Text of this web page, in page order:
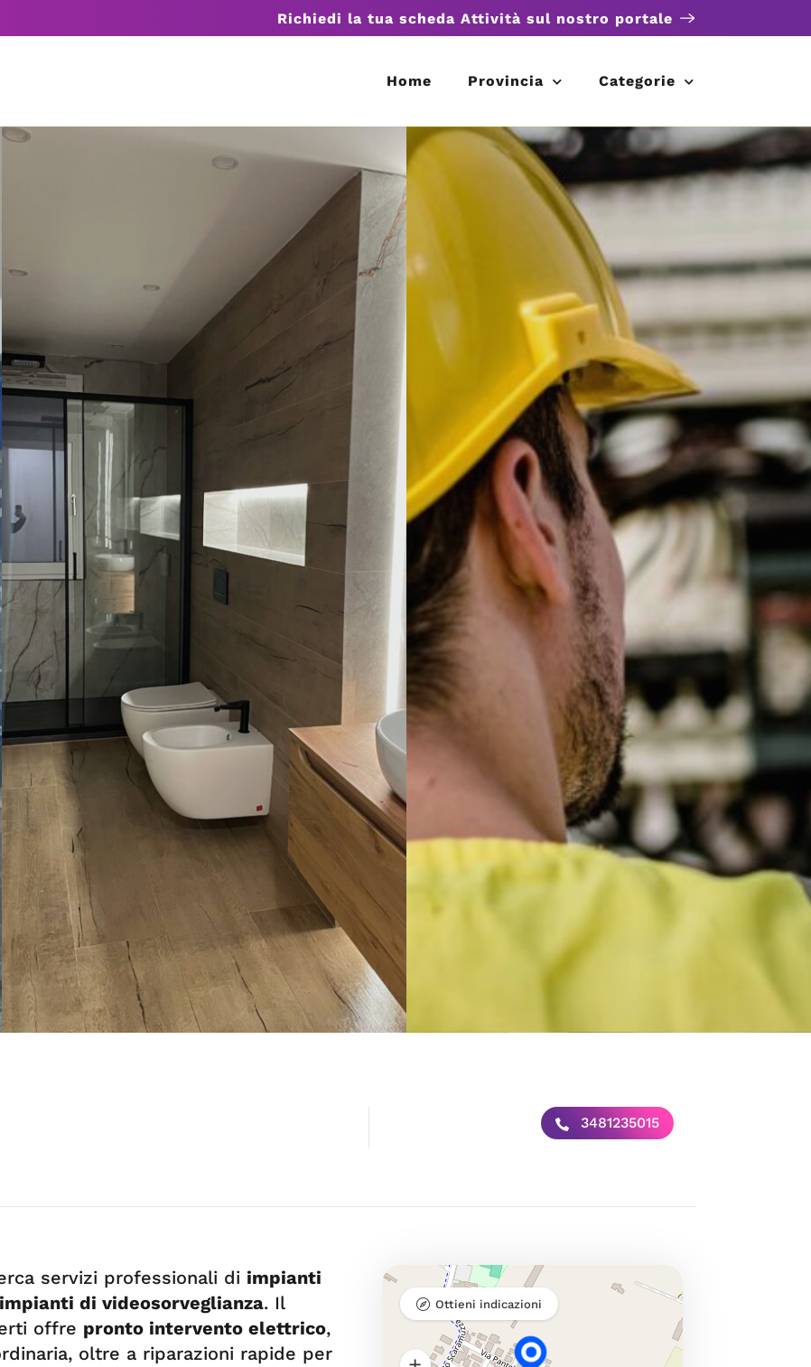
Richiedi la tua scheda Attività sul nostro portale
Home Provincia Categorie
3481235015
servizi professionali di impianti
impianti di videosorveglianza. Il
offre pronto intervento elettrico,
oltre a riparazioni rapide per
Ottieni indicazioni